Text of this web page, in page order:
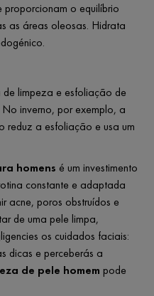
proporcionam o equilíbrio
as áreas oleosas. Hidrata
de limpeza e esfoliação de
inverno, por exemplo, a
reduz a esfoliação e usa um
homens é um investimento
constante e adaptada
acne, poros obstruídos e
de uma pele limpa,
os cuidados faciais:
dicas e perceberás a
de pele homem pode